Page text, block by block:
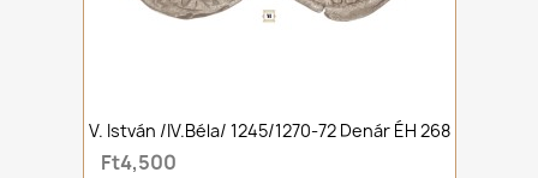
V. István /IV.Béla/ 1245/1270-72 Denár ÉH 268
Ft4,500